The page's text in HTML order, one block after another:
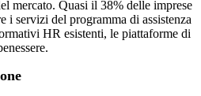
mercato. Quasi il 38% delle imprese
i servizi del programma di assistenza
HR esistenti, le piattaforme di